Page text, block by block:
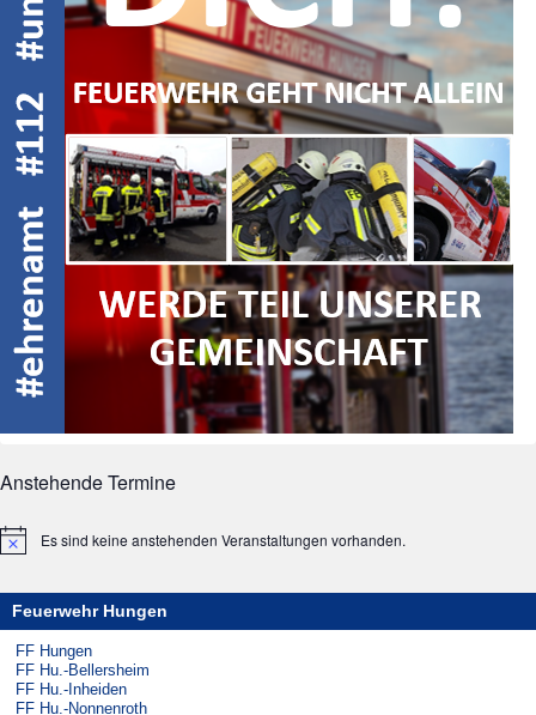
Anstehende Termine
HinweisEs sind keine anstehenden Veranstaltungen vorhanden.
Feuerwehr Hungen
FF Hungen
FF Hu.-Bellersheim
FF Hu.-Inheiden
FF Hu.-Nonnenroth